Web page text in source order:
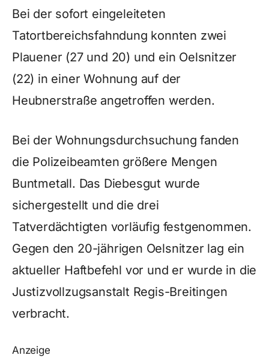
Bei der sofort eingeleiteten
Tatortbereichsfahndung konnten zwei
Plauener (27 und 20) und ein Oelsnitzer
(22) in einer Wohnung auf der
Heubnerstraße angetroffen werden.
Bei der Wohnungsdurchsuchung fanden
die Polizeibeamten größere Mengen
Buntmetall. Das Diebesgut wurde
sichergestellt und die drei
Tatverdächtigten vorläufig festgenommen.
Gegen den 20-jährigen Oelsnitzer lag ein
aktueller Haftbefehl vor und er wurde in die
Justizvollzugsanstalt Regis-Breitingen
verbracht.
Anzeige